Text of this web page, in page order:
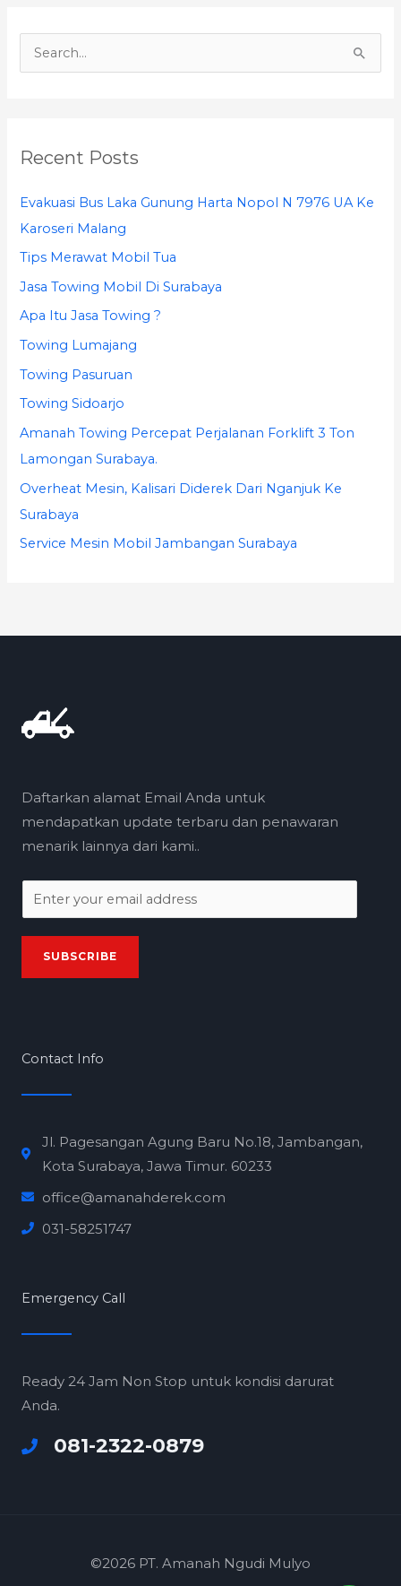
c
f
o
r
:
Recent Posts
Evakuasi Bus Laka Gunung Harta Nopol N 7976 UA Ke
Karoseri Malang
Tips Merawat Mobil Tua
Jasa Towing Mobil Di Surabaya
Apa Itu Jasa Towing ?
Towing Lumajang
Towing Pasuruan
Towing Sidoarjo
Amanah Towing Percepat Perjalanan Forklift 3 Ton
Lamongan Surabaya.
Overheat Mesin, Kalisari Diderek Dari Nganjuk Ke
Surabaya
Service Mesin Mobil Jambangan Surabaya
Daftarkan alamat Email Anda untuk
mendapatkan update terbaru dan penawaran
menarik lainnya dari kami..
m
a
SUBSCRIBE
Contact Info
Jl. Pagesangan Agung Baru No.18, Jambangan,
Kota Surabaya, Jawa Timur. 60233
office@amanahderek.com
031-58251747
Emergency Call
Ready 24 Jam Non Stop untuk kondisi darurat
Anda.
081-2322-0879
©2026 PT. Amanah Ngudi Mulyo